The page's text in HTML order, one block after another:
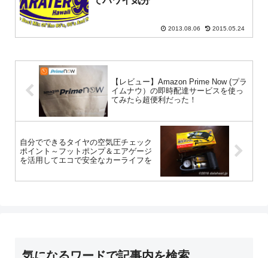
2013.08.06 2015.05.24
【レビュー】Amazon Prime Now (プラ
イムナウ）の即時配達サービスを使っ
てみたら超便利だった！
自分でできるタイヤの空気圧チェック
ポイント～フットポンプ＆エアゲージ
を活用してエコで安全なカーライフを